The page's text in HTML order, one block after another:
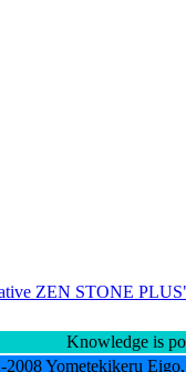
ZEN STONE
Knowledge is
Yometekikeru